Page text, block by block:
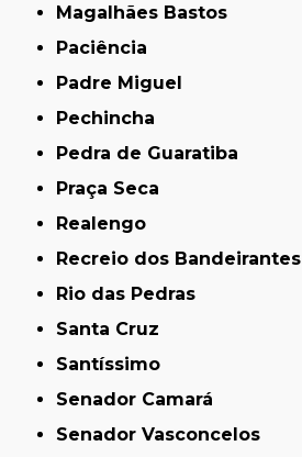
Magalhães Bastos
Paciência
Padre Miguel
Pechincha
Pedra de Guaratiba
Praça Seca
Realengo
Recreio dos Bandeirantes
Rio das Pedras
Santa Cruz
Santíssimo
Senador Camará
Senador Vasconcelos